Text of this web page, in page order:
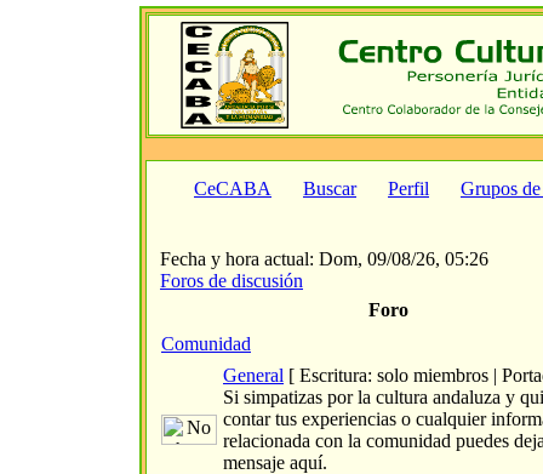
CeCABA Buscar Perfil Grupos
Fecha y hora actual: Dom, 09/08/26, 05:26
Foros de discusión
Foro
Comunidad
General [ Escritura: solo miembros |
Si simpatizas por la cultura andaluza y
contar tus experiencias o cualquier
relacionada con la comunidad puedes
mensaje aquí.